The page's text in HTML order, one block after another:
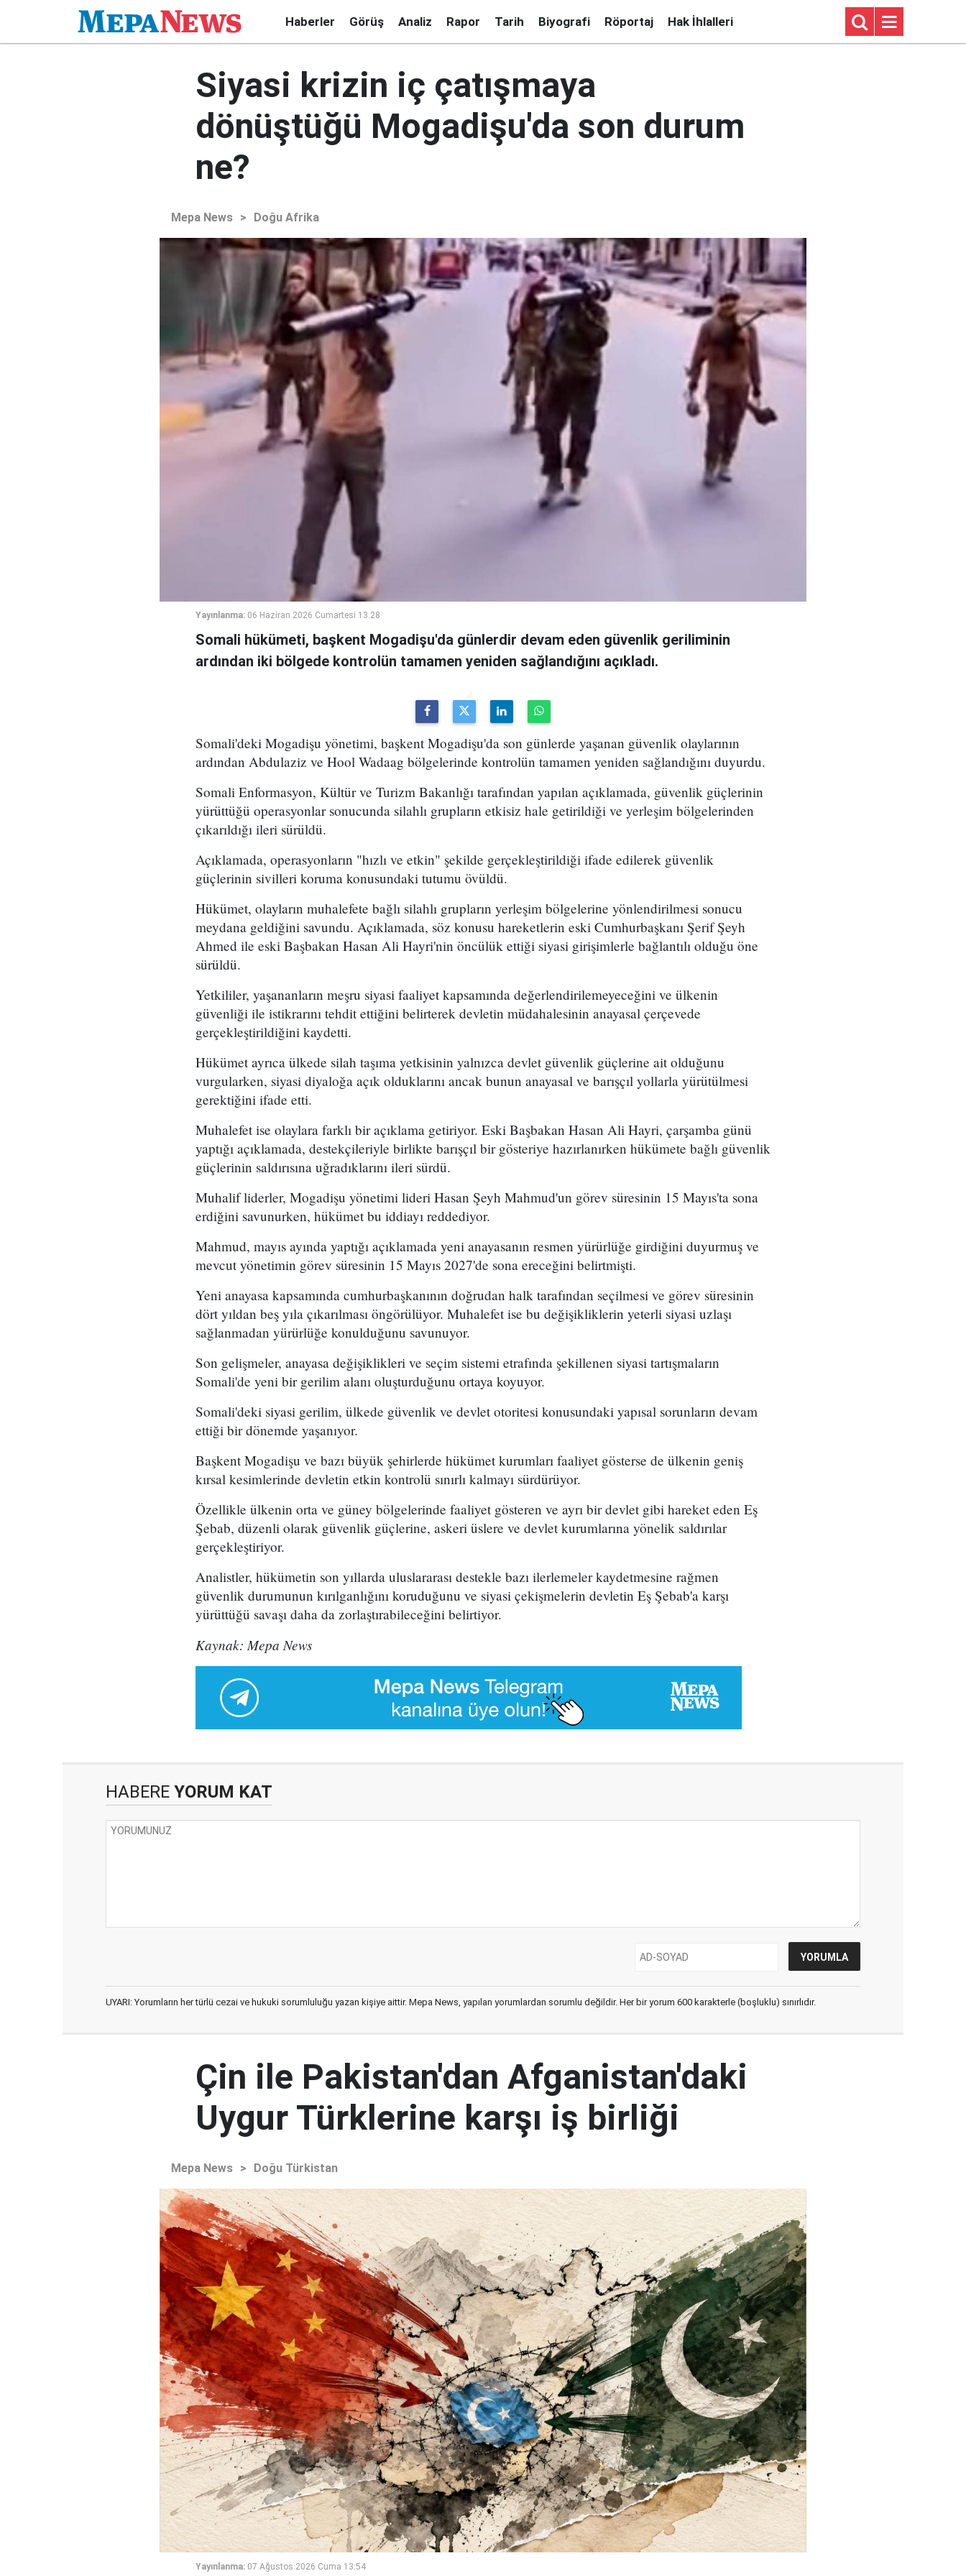
Haberler Görüş Analiz Rapor Tarih Biyografi Röportaj Hak İhlalleri
Siyasi krizin iç çatışmaya
dönüştüğü Mogadişu'da son durum
ne?
Mepa News > Doğu Afrika
Yayınlanma: 06 Haziran 2026 Cumartesi 13:28
Somali hükümeti, başkent Mogadişu'da günlerdir devam eden güvenlik geriliminin
ardından iki bölgede kontrolün tamamen yeniden sağlandığını açıkladı.
Somali'deki Mogadişu yönetimi, başkent Mogadişu'da son günlerde yaşanan güvenlik olaylarının
ardından Abdulaziz ve Hool Wadaag bölgelerinde kontrolün tamamen yeniden sağlandığını duyurdu.
Somali Enformasyon, Kültür ve Turizm Bakanlığı tarafından yapılan açıklamada, güvenlik güçlerinin
yürüttüğü operasyonlar sonucunda silahlı grupların etkisiz hale getirildiği ve yerleşim bölgelerinden
çıkarıldığı ileri sürüldü.
Açıklamada, operasyonların "hızlı ve etkin" şekilde gerçekleştirildiği ifade edilerek güvenlik
güçlerinin sivilleri koruma konusundaki tutumu övüldü.
Hükümet, olayların muhalefete bağlı silahlı grupların yerleşim bölgelerine yönlendirilmesi sonucu
meydana geldiğini savundu. Açıklamada, söz konusu hareketlerin eski Cumhurbaşkanı Şerif Şeyh
Ahmed ile eski Başbakan Hasan Ali Hayri'nin öncülük ettiği siyasi girişimlerle bağlantılı olduğu öne
sürüldü.
Yetkililer, yaşananların meşru siyasi faaliyet kapsamında değerlendirilemeyeceğini ve ülkenin
güvenliği ile istikrarını tehdit ettiğini belirterek devletin müdahalesinin anayasal çerçevede
gerçekleştirildiğini kaydetti.
Hükümet ayrıca ülkede silah taşıma yetkisinin yalnızca devlet güvenlik güçlerine ait olduğunu
vurgularken, siyasi diyaloğa açık olduklarını ancak bunun anayasal ve barışçıl yollarla yürütülmesi
gerektiğini ifade etti.
Muhalefet ise olaylara farklı bir açıklama getiriyor. Eski Başbakan Hasan Ali Hayri, çarşamba günü
yaptığı açıklamada, destekçileriyle birlikte barışçıl bir gösteriye hazırlanırken hükümete bağlı güvenlik
güçlerinin saldırısına uğradıklarını ileri sürdü.
Muhalif liderler, Mogadişu yönetimi lideri Hasan Şeyh Mahmud'un görev süresinin 15 Mayıs'ta sona
erdiğini savunurken, hükümet bu iddiayı reddediyor.
Mahmud, mayıs ayında yaptığı açıklamada yeni anayasanın resmen yürürlüğe girdiğini duyurmuş ve
mevcut yönetimin görev süresinin 15 Mayıs 2027'de sona ereceğini belirtmişti.
Yeni anayasa kapsamında cumhurbaşkanının doğrudan halk tarafından seçilmesi ve görev süresinin
dört yıldan beş yıla çıkarılması öngörülüyor. Muhalefet ise bu değişikliklerin yeterli siyasi uzlaşı
sağlanmadan yürürlüğe konulduğunu savunuyor.
Son gelişmeler, anayasa değişiklikleri ve seçim sistemi etrafında şekillenen siyasi tartışmaların
Somali'de yeni bir gerilim alanı oluşturduğunu ortaya koyuyor.
Somali'deki siyasi gerilim, ülkede güvenlik ve devlet otoritesi konusundaki yapısal sorunların devam
ettiği bir dönemde yaşanıyor.
Başkent Mogadişu ve bazı büyük şehirlerde hükümet kurumları faaliyet gösterse de ülkenin geniş
kırsal kesimlerinde devletin etkin kontrolü sınırlı kalmayı sürdürüyor.
Özellikle ülkenin orta ve güney bölgelerinde faaliyet gösteren ve ayrı bir devlet gibi hareket eden Eş
Şebab, düzenli olarak güvenlik güçlerine, askeri üslere ve devlet kurumlarına yönelik saldırılar
gerçekleştiriyor.
Analistler, hükümetin son yıllarda uluslararası destekle bazı ilerlemeler kaydetmesine rağmen
güvenlik durumunun kırılganlığını koruduğunu ve siyasi çekişmelerin devletin Eş Şebab'a karşı
yürüttüğü savaşı daha da zorlaştırabileceğini belirtiyor.
Kaynak: Mepa News
HABERE YORUM KAT
UYARI: Yorumların her türlü cezai ve hukuki sorumluluğu yazan kişiye aittir. Mepa News, yapılan yorumlardan sorumlu değildir. Her bir yorum 600 karakterle (boşluklu) sınırlıdır.
Çin ile Pakistan'dan Afganistan'daki
Uygur Türklerine karşı iş birliği
Mepa News > Doğu Türkistan
Yayınlanma: 07 Ağustos 2026 Cuma 13:54